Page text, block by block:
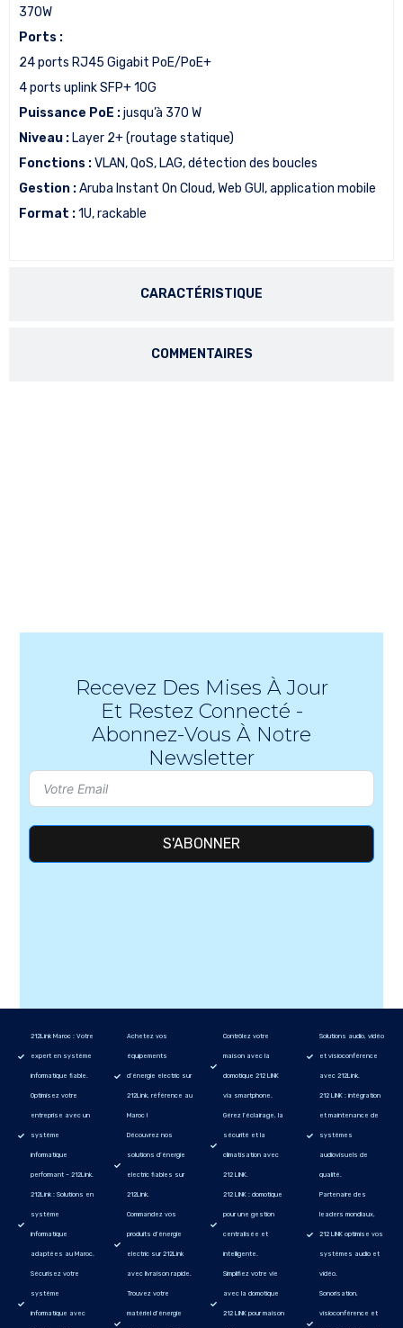
CARACTÉRISTIQUE
COMMENTAIRES
370W
Ports :
24 ports RJ45 Gigabit PoE/PoE+
4 ports uplink SFP+ 10G
Puissance PoE :jusqu’à 370 W
Niveau : Layer 2+ (routage statique)
Fonctions :VLAN, QoS, LAG, détection des boucles
Gestion :Aruba Instant On Cloud, Web GUI, application mobile
Format :1U, rackable
Recevez Des Mises À Jour
Et Restez Connecté -
Abonnez-Vous À Notre
Newsletter
S'ABONNER
212Link Maroc : Votre
expert en système
informatique fiable.
Optimisez votre
entreprise avec un
système
informatique
performant – 212Link.
212Link : Solutions en
système
informatique
adaptées au Maroc.
Sécurisez votre
système
informatique avec
Achetez vos
équipements
d’énergie electric sur
212Link, référence au
Maroc !
Découvrez nos
solutions d’énergie
electric fiables sur
212Link.
Commandez vos
produits d’énergie
electric sur 212Link
avec livraison rapide.
Trouvez votre
matériel d’énergie
Contrôlez votre
maison avec la
domotique 212 LINK
via smartphone.
Gérez l’éclairage, la
sécurité et la
climatisation avec
212 LINK.
212 LINK : domotique
pour une gestion
centralisée et
intelligente.
Simplifiez votre vie
avec la domotique
212 LINK pour maison
Solutions audio, vidéo
et visioconférence
avec 212Link.
212 LINK : intégration
et maintenance de
systèmes
audiovisuels de
qualité.
Partenaire des
leaders mondiaux,
212 LINK optimise vos
systèmes audio et
vidéo.
Sonorisation,
visioconférence et